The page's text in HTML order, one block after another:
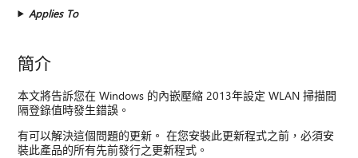
Applies To
簡介
本文將告訴您在 Windows 的內嵌壓縮 2013年設定 WLAN 掃描間
隔登錄值時發生錯誤。
有可以解決這個問題的更新。 在您安裝此更新程式之前，必須安
裝此產品的所有先前發行之更新程式。